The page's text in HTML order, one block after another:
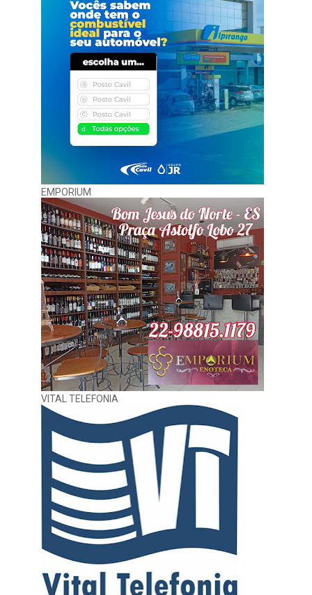
EMPORIUM
VITAL TELEFONIA